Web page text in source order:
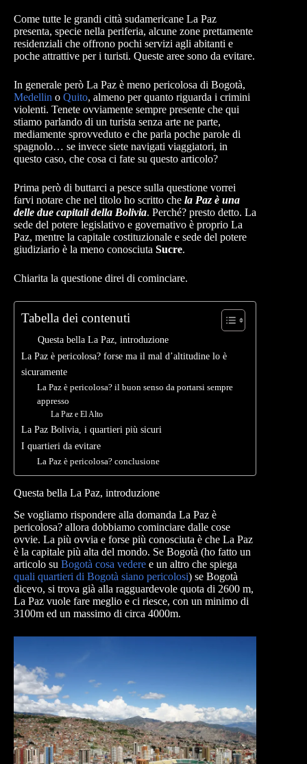
Come tutte le grandi città sudamericane La Paz
presenta, specie nella periferia, alcune zone prettamente
residenziali che offrono pochi servizi agli abitanti e
poche attrattive per i turisti. Queste aree sono da evitare.
In generale però La Paz è meno pericolosa di Bogotà,
Medellin o Quito, almeno per quanto riguarda i crimini
violenti. Tenete ovviamente sempre presente che qui
stiamo parlando di un turista senza arte ne parte,
mediamente sprovveduto e che parla poche parole di
spagnolo… se invece siete navigati viaggiatori, in
questo caso, che cosa ci fate su questo articolo?
Prima però di buttarci a pesce sulla questione vorrei
farvi notare che nel titolo ho scritto che la Paz è una
delle due capitali della Bolivia. Perché? presto detto. La
sede del potere legislativo e governativo è proprio La
Paz, mentre la capitale costituzionale e sede del potere
giudiziario è la meno conosciuta Sucre.
Chiarita la questione direi di cominciare.
Tabella dei contenuti
Questa bella La Paz, introduzione
La Paz è pericolosa? forse ma il mal d’altitudine lo è
sicuramente
La Paz è pericolosa? il buon senso da portarsi sempre
appresso
La Paz e El Alto
La Paz Bolivia, i quartieri più sicuri
I quartieri da evitare
La Paz è pericolosa? conclusione
Questa bella La Paz, introduzione
Se vogliamo rispondere alla domanda La Paz è
pericolosa? allora dobbiamo cominciare dalle cose
ovvie. La più ovvia e forse più conosciuta è che La Paz
è la capitale più alta del mondo. Se Bogotà (ho fatto un
articolo su Bogotà cosa vedere e un altro che spiega
quali quartieri di Bogotà siano pericolosi) se Bogotà
dicevo, si trova già alla ragguardevole quota di 2600 m,
La Paz vuole fare meglio e ci riesce, con un minimo di
3100m ed un massimo di circa 4000m.